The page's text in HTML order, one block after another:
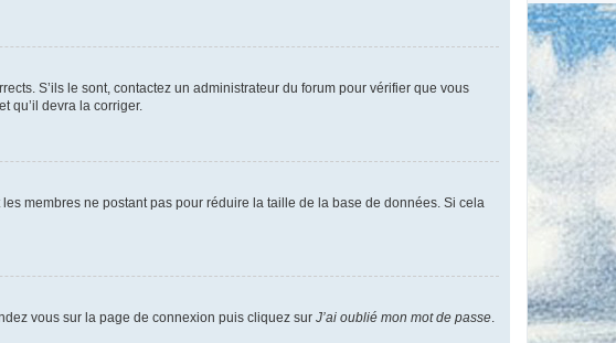
S’ils le sont, contactez un administrateur du forum pour vérifier que vous
qu’il devra la corriger.
membres ne postant pas pour réduire la taille de la base de données. Si cela
vous sur la page de connexion puis cliquez sur J’ai oublié mon mot de passe.